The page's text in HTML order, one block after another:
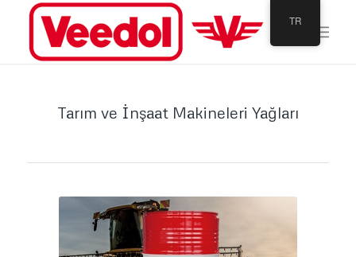
Tarım ve İnşaat Makineleri Yağları
TR